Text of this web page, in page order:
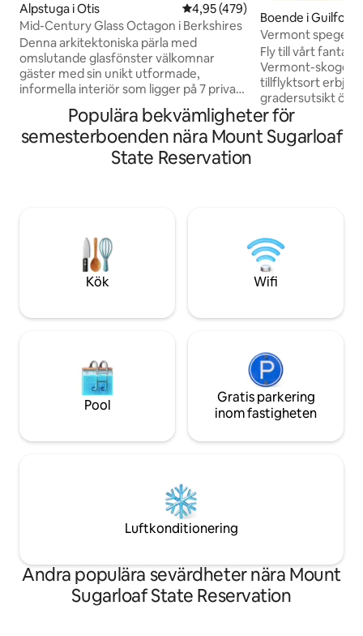
Alpstuga i Otis 4,95 av 5 i genomsnittligt
4,95 (479)
Mid-Century Glass Octagon i Berkshires
Denna arkitektoniska pärla med
omslutande glasfönster välkomnar
gäster med sin unikt utformade,
informella interiör som ligger på 7 privata
skogsmark tunnland. Mys upp runt den
vedeldade spisen med fönster från golv
till tak som bakgrund, eller sitta på det
expansiva däcket runt eldstaden och
titta på stjärnorna. Använd som
veckan för rabatterade priser
IG@midcenturyoctagon
Boende i Guilford
Vermont
Fly till vårt
Vermont-skogen.
tillflyktsort
gradersutsikt
vackra
bubbelpoolen,
eldstaden eller få
unika gömställe.
oförglömlig
Populära bekvämligheter för
semesterboenden nära Mount Sugarloaf
State Reservation
Kök Wifi
Pool
Gratis parkering
inom fastigheten
Luftkonditionering
Andra populära sevärdheter nära Mount
Sugarloaf State Reservation